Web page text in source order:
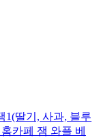
1(딸기, 사과, 블루
카페 잼 와플 베